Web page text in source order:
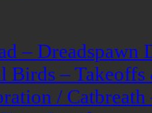
– Dreadspawn
Birds –
/